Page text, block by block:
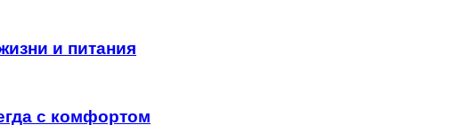
и питания
с комфортом